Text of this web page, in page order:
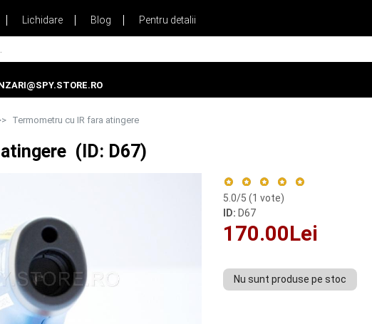
Lichidare Blog
Pentru detalii
Termometru cu IR fara atingere
(ID: D67)
5.0/5 (1 vote)
ID: D67
170.00Lei
Nu sunt produse pe stoc